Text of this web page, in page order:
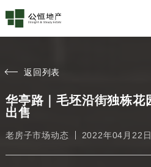
返回列表
华亭路｜毛坯沿街独栋
出售
老房子市场动态 2022年04月22日